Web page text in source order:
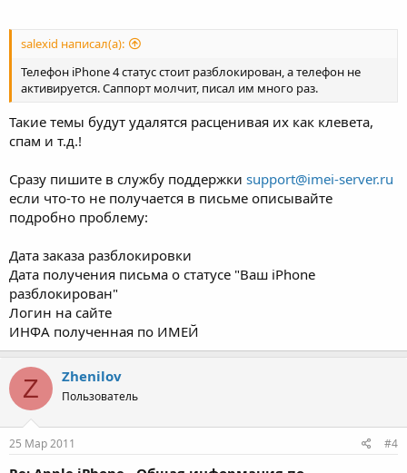
salexid написал(а):
Телефон iPhone 4 статус стоит разблокирован, а телефон не
активируется. Саппорт молчит, писал им много раз.
Такие темы будут удалятся расценивая их как клевета,
спам и т.д.!
Сразу пишите в службу поддержки support@imei-server.ru
если что-то не получается в письме описывайте
подробно проблему:
Дата заказа разблокировки
Дата получения письма о статусе "Ваш iPhone
разблокирован"
Логин на сайте
ИНФА полученная по ИМЕЙ
Z Zhenilov
Пользователь
25 Мар 2011 #4